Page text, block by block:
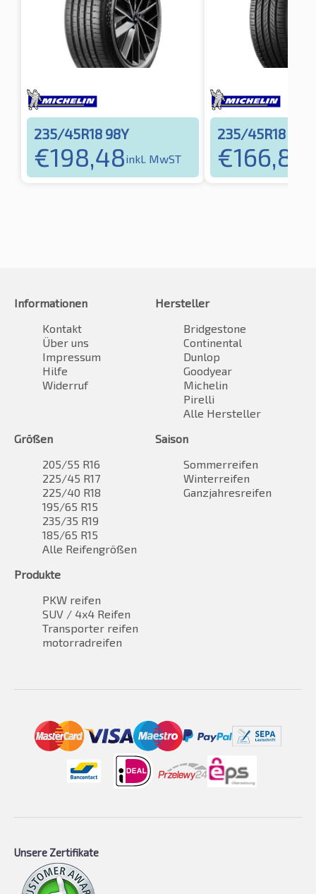
235/45R18 98Y
€198,48inkl. MwST
235/45R18 98Y
€166,84
Informationen
Kontakt
Über uns
Impressum
Hilfe
Widerruf
Hersteller
Bridgestone
Continental
Dunlop
Goodyear
Michelin
Pirelli
Alle Hersteller
Größen
205/55 R16
225/45 R17
225/40 R18
195/65 R15
235/35 R19
185/65 R15
Alle Reifengrößen
Saison
Sommerreifen
Winterreifen
Ganzjahresreifen
Produkte
PKW reifen
SUV / 4x4 Reifen
Transporter reifen
motorradreifen
Unsere Zertifikate